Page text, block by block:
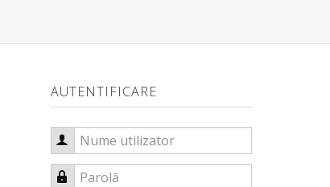
AUTENTIFICARE
Nume utilizator
Parolă